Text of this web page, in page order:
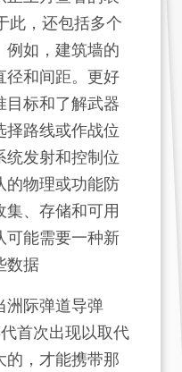
此，还包括多个
例如，建筑墙的
径和间距。更好
目标和了解武器
择路线或作战位
统发射和控制位
的物理或功能防
集、存储和可用
可能需要一种新
数据
洲际弹道导弹
首次出现以取代
的，才能携带那